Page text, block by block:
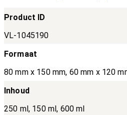
Product ID
VL-1045190
Formaat
80 mm x 150 mm, 60 mm x 120
Inhoud
250 ml, 150 ml, 600 ml